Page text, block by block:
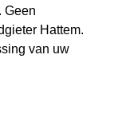
Geen
Hattem.
van uw